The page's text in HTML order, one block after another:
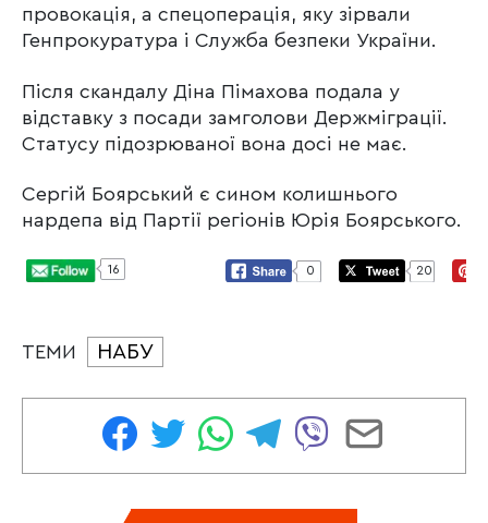
провокація, а спецоперація, яку зірвали
Генпрокуратура і Служба безпеки України.
Після скандалу Діна Пімахова подала у
відставку з посади замголови Держміграції.
Статусу підозрюваної вона досі не має.
Сергій Боярський є сином колишнього
нардепа від Партії регіонів Юрія Боярського.
16 0 20
ТЕМИ НАБУ